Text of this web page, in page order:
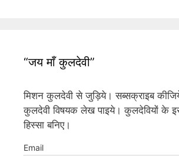
“जय माँ कुलदेवी”
मिशन कुलदेवी से जुड़िये। सब्सक्राइब
कुलदेवी विषयक लेख पाइये। कुलदेवियों के
हिस्सा बनिए।
Email